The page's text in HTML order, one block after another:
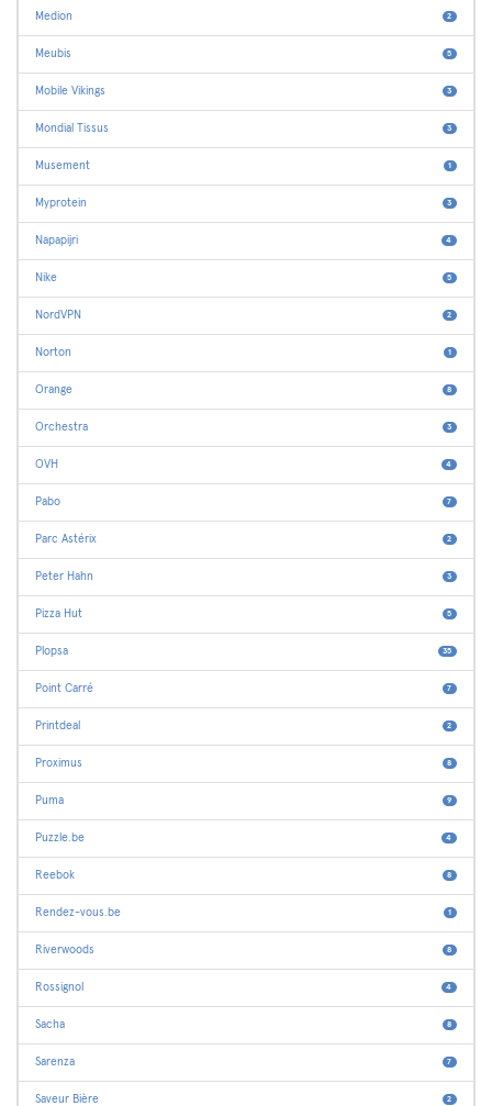
Medion 2
Meubis 5
Mobile Vikings 3
Mondial Tissus 3
Musement 1
Myprotein 3
Napapijri 4
Nike 5
NordVPN 2
Norton 1
Orange 8
Orchestra 3
OVH 4
Pabo 7
Parc Astérix 2
Peter Hahn 3
Pizza Hut 5
Plopsa 35
Point Carré 7
Printdeal 2
Proximus 8
Puma 9
Puzzle.be 4
Reebok 8
Rendez-vous.be 1
Riverwoods 8
Rossignol 4
Sacha 8
Sarenza 7
Saveur Bière 2